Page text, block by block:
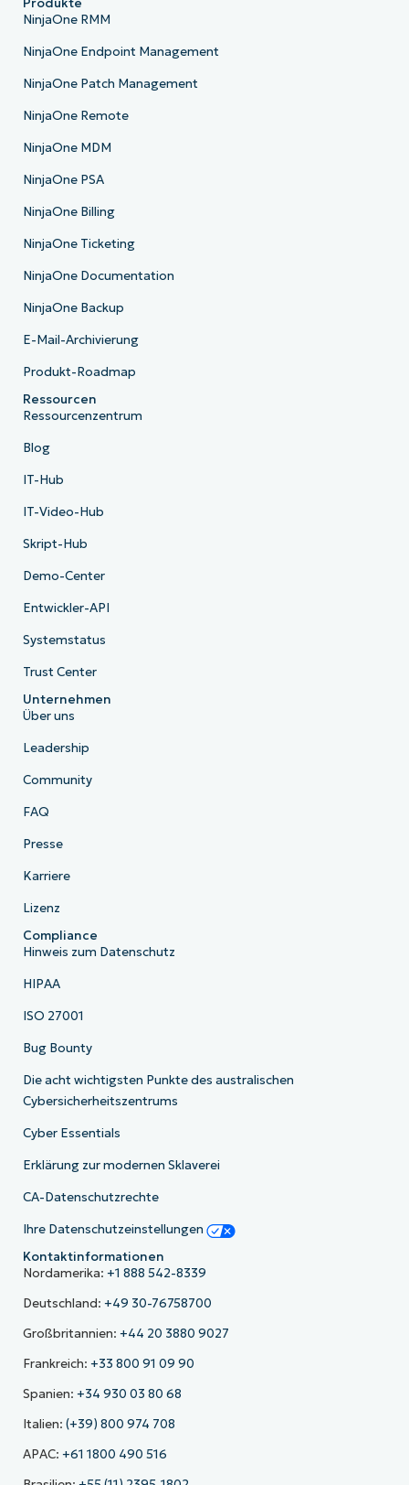
Produkte
NinjaOne RMM
NinjaOne Endpoint Management
NinjaOne Patch Management
NinjaOne Remote
NinjaOne MDM
NinjaOne PSA
NinjaOne Billing
NinjaOne Ticketing
NinjaOne Documentation
NinjaOne Backup
E-Mail-Archivierung
Produkt-Roadmap
Ressourcen
Ressourcenzentrum
Blog
IT-Hub
IT-Video-Hub
Skript-Hub
Demo-Center
Entwickler-API
Systemstatus
Trust Center
Unternehmen
Über uns
Leadership
Community
FAQ
Presse
Karriere
Lizenz
Compliance
Hinweis zum Datenschutz
HIPAA
ISO 27001
Bug Bounty
Die acht wichtigsten Punkte des australischen
Cybersicherheitszentrums
Cyber Essentials
Erklärung zur modernen Sklaverei
CA-Datenschutzrechte
Ihre Datenschutzeinstellungen
Kontaktinformationen
Nordamerika: +1 888 542-8339
Deutschland: +49 30-76758700
Großbritannien: +44 20 3880 9027
Frankreich: +33 800 91 09 90
Spanien: +34 930 03 80 68
Italien: (+39) 800 974 708
APAC: +61 1800 490 516